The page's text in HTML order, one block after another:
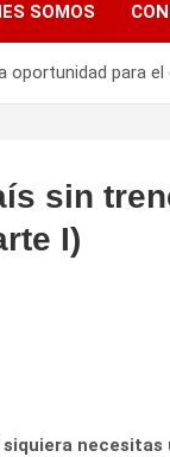
SOMOS
oportunidad para
sin
I)